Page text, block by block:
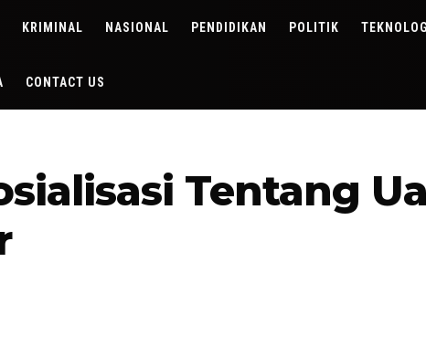
KRIMINAL NASIONAL PENDIDIKAN POLITIK
CONTACT US
Tentang